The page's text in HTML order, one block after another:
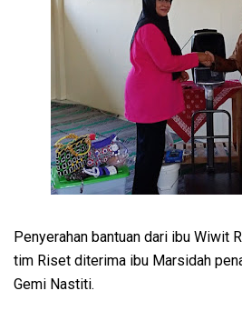
Penyerahan bantuan dari ibu Wiwit
tim Riset diterima ibu Marsidah
Gemi Nastiti.